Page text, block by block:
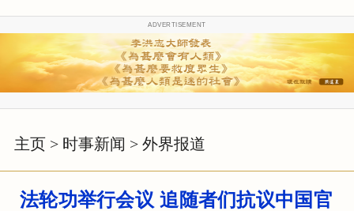
ADVERTISEMENT
主页 > 时事新闻 > 外界报道
法轮功举行会议 追随者们抗议中国官